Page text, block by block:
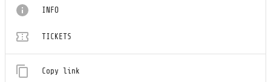
INFO
TICKETS
Copy link